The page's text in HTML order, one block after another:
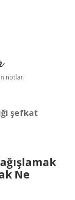
notlar.
şefkat
Ne